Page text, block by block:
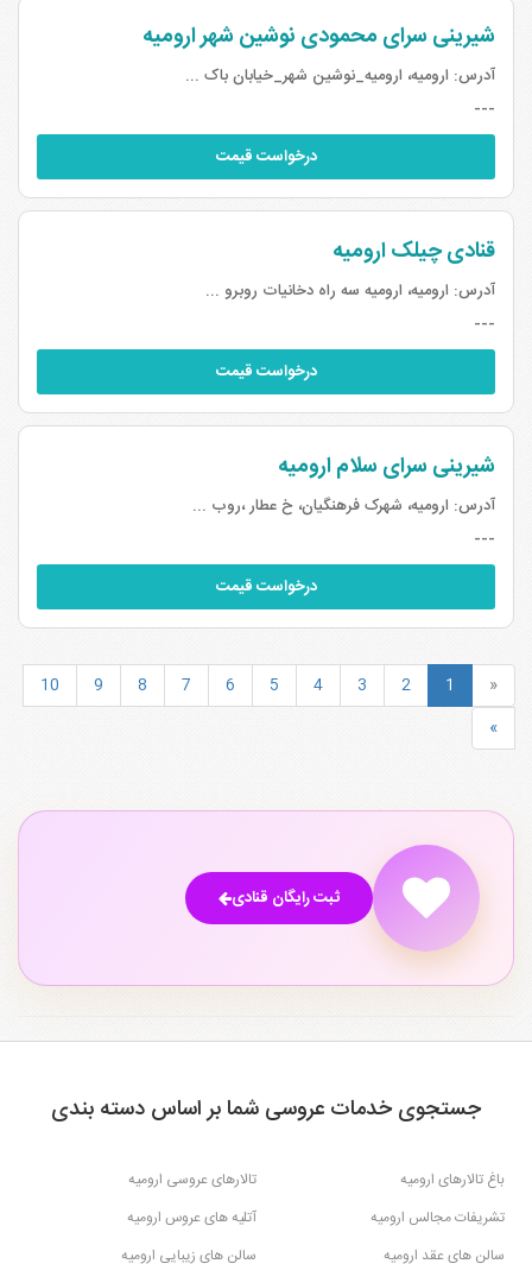
شیرینی سرای محمودی نوشین شهر ارومیه
آدرس: ارومیه، ارومیه_نوشین شهر_خیابان باک ...
---
درخواست قیمت
قنادی چیلک ارومیه
آدرس: ارومیه، ارومیه سه راه دخانیات روبرو ...
---
درخواست قیمت
شیرینی سرای سلام ارومیه
آدرس: ارومیه، شهرک فرهنگیان، خ عطار ،روب ...
---
درخواست قیمت
«
1
2
3
4
5
6
7
8
9
10
»
ثبت رایگان قنادی
جستجوی خدمات عروسی شما بر اساس دسته بندی
باغ تالارهای ارومیه
تالارهای عروسی ارومیه
تشریفات مجالس ارومیه
آتلیه های عروس ارومیه
سالن های عقد ارومیه
سالن های زیبایی ارومیه